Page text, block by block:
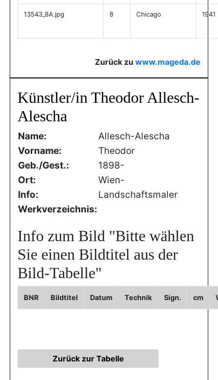
13543_8A.jpg 8 Chicago 1941
Zurück zu www.mageda.de
Künstler/in Theodor Allesch-
Alescha
Name:
Allesch-Alescha
Vorname:
Theodor
Geb./Gest.:
1898-
Ort:
Wien-
Info:
Landschaftsmaler
Werkverzeichnis:
Info zum Bild "Bitte wählen
Sie einen Bildtitel aus der
Bild-Tabelle"
BNR Bildtitel Datum Technik Sign. cm